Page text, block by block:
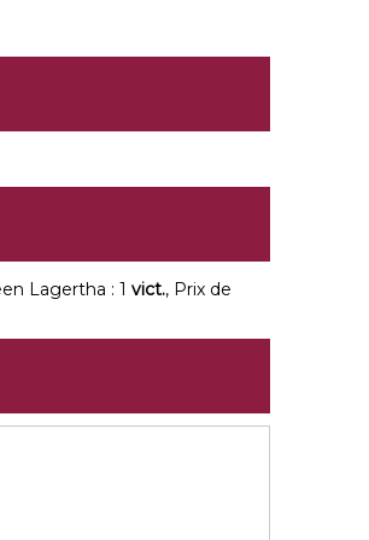
Lagertha : 1 vict., Prix de